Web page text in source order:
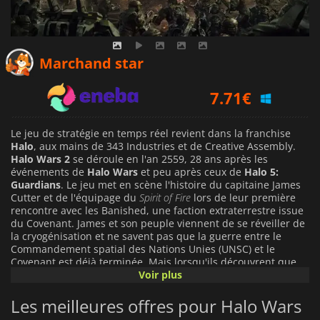
Marchand star
7.71€
9.49€
Le jeu de stratégie en temps réel revient dans la franchise
Halo, aux mains de 343 Industries et de Creative Assembly.
Halo Wars 2 se déroule en l'an 2559, 28 ans après les
événements de Halo Wars et peu après ceux de Halo 5:
Guardians. Le jeu met en scène l'histoire du capitaine James
Cutter et de l'équipage du Spirit of Fire lors de leur première
rencontre avec les Banished, une faction extraterrestre issue
du Covenant. James et son peuple viennent de se réveiller de
la cryogénisation et ne savent pas que la guerre entre le
Commandement spatial des Nations Unies (UNSC) et le
Covenant est déjà terminée. Mais lorsqu'ils découvrent que
les Banished, dirigés par un seigneur de guerre Jiralhanae
pouvoir, le combat devient inévitable. Les vieilles rancunes ne
meurent jamais. L'histoire de la campagne oppose les deux
Voir plus
Les meilleures offres pour Halo Wars